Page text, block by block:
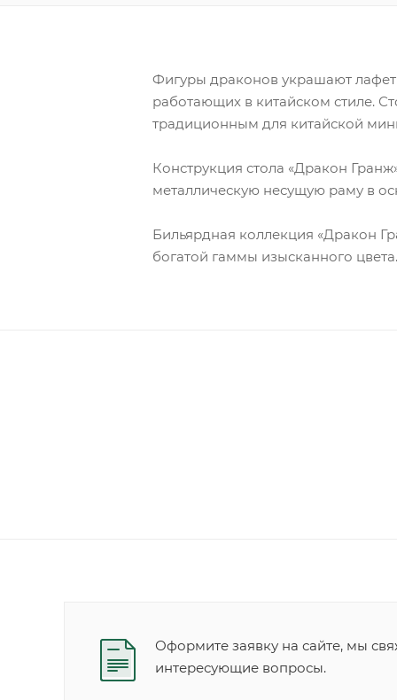
Фигуры драконов украшают лафет
работающих в китайском стиле.
традиционным для китайской
Конструкция стола «Дракон
металлическую несущую раму в
Бильярдная коллекция «Дракон
богатой гаммы изысканного цвета.
Оформите заявку на сайте, мы
интересующие вопросы.